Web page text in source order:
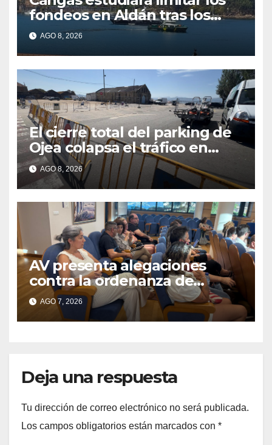
fondeos en Aldán tras los
últimos episodios de
contaminación en O Con
AGO 8, 2026
El cierre total del parking de
Ojea colapsa el tráfico en
Cangas
AGO 8, 2026
AV presenta alegaciones
contra la ordenanza de
residuos del Morrazo por
considerar que impone
cargas “desproporcionadas”
AGO 7, 2026
Deja una respuesta
Tu dirección de correo electrónico no será publicada.
Los campos obligatorios están marcados con *